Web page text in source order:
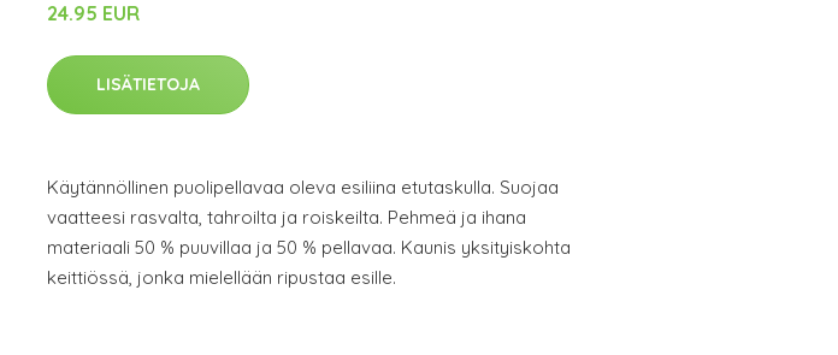
24.95 EUR
LISÄTIETOJA
Käytännöllinen puolipellavaa oleva esiliina etutaskulla. Suojaa
vaatteesi rasvalta, tahroilta ja roiskeilta. Pehmeä ja ihana
materiaali 50 % puuvillaa ja 50 % pellavaa. Kaunis yksityiskohta
keittiössä, jonka mielellään ripustaa esille.